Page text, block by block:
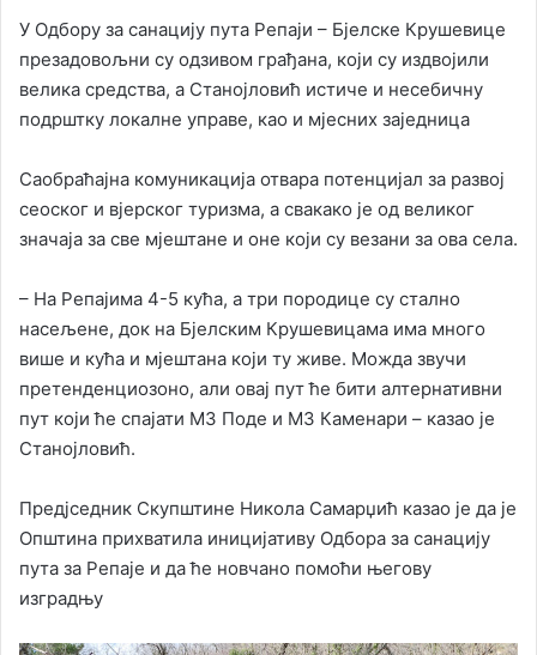
У Одбору за санацију пута Репаји – Бјелске Крушевице
презадовољни су одзивом грађана, који су издвојили
велика средства, а Станојловић истиче и несебичну
подрштку локалне управе, као и мјесних заједница
Саобраћајна комуникација отвара потенцијал за развој
сеоског и вјерског туризма, а свакако је од великог
значаја за све мјештане и оне који су везани за ова села.
– На Репајима 4-5 кућа, а три породице су стално
насељене, док на Бјелским Крушевицама има много
више и кућа и мјештана који ту живе. Можда звучи
претенденциозоно, али овај пут ће бити алтернативни
пут који ће спајати МЗ Поде и МЗ Каменари – казао је
Станојловић.
Предјседник Скупштине Никола Самарџић казао је да је
Општина прихватила иницијативу Одбора за санацију
пута за Репаје и да ће новчано помоћи његову
изградњу